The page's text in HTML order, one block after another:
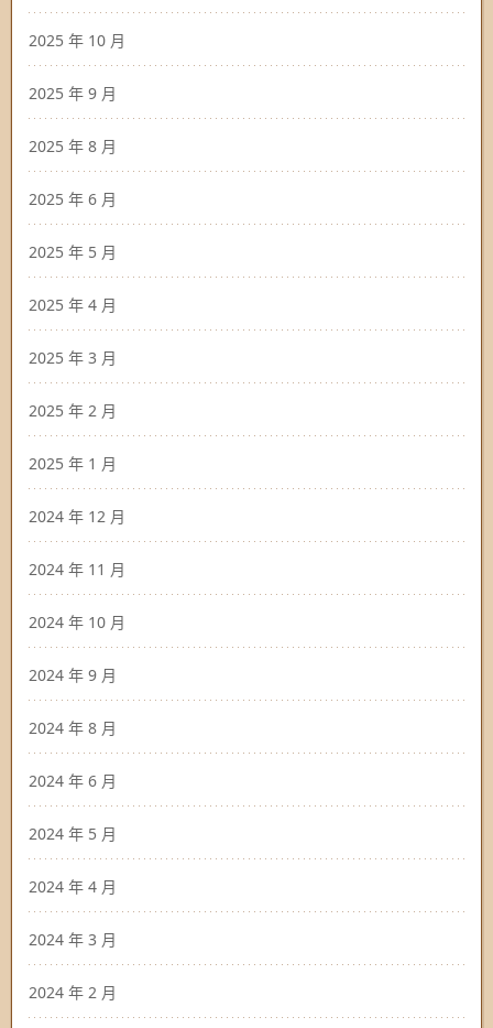
2025 年 10 月
2025 年 9 月
2025 年 8 月
2025 年 6 月
2025 年 5 月
2025 年 4 月
2025 年 3 月
2025 年 2 月
2025 年 1 月
2024 年 12 月
2024 年 11 月
2024 年 10 月
2024 年 9 月
2024 年 8 月
2024 年 6 月
2024 年 5 月
2024 年 4 月
2024 年 3 月
2024 年 2 月